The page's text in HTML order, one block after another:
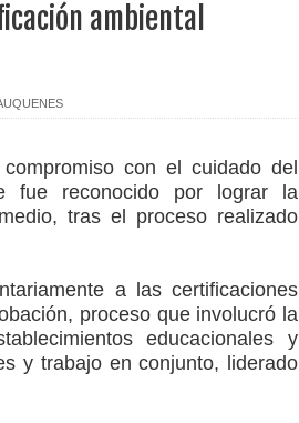
Linares
interactivas del
ambiental
con el cuidado del
fue reconocido por lograr la
tras el proceso realizado
a las certificaciones
proceso que involucró la
educacionales y
y trabajo en conjunto, liderado